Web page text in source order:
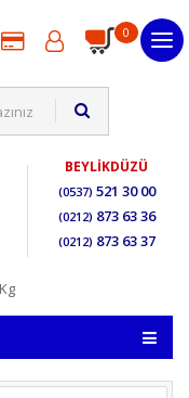
0
BEYLİKDÜZÜ
(0537) 521 30 00
(0212) 873 63 36
(0212) 873 63 37